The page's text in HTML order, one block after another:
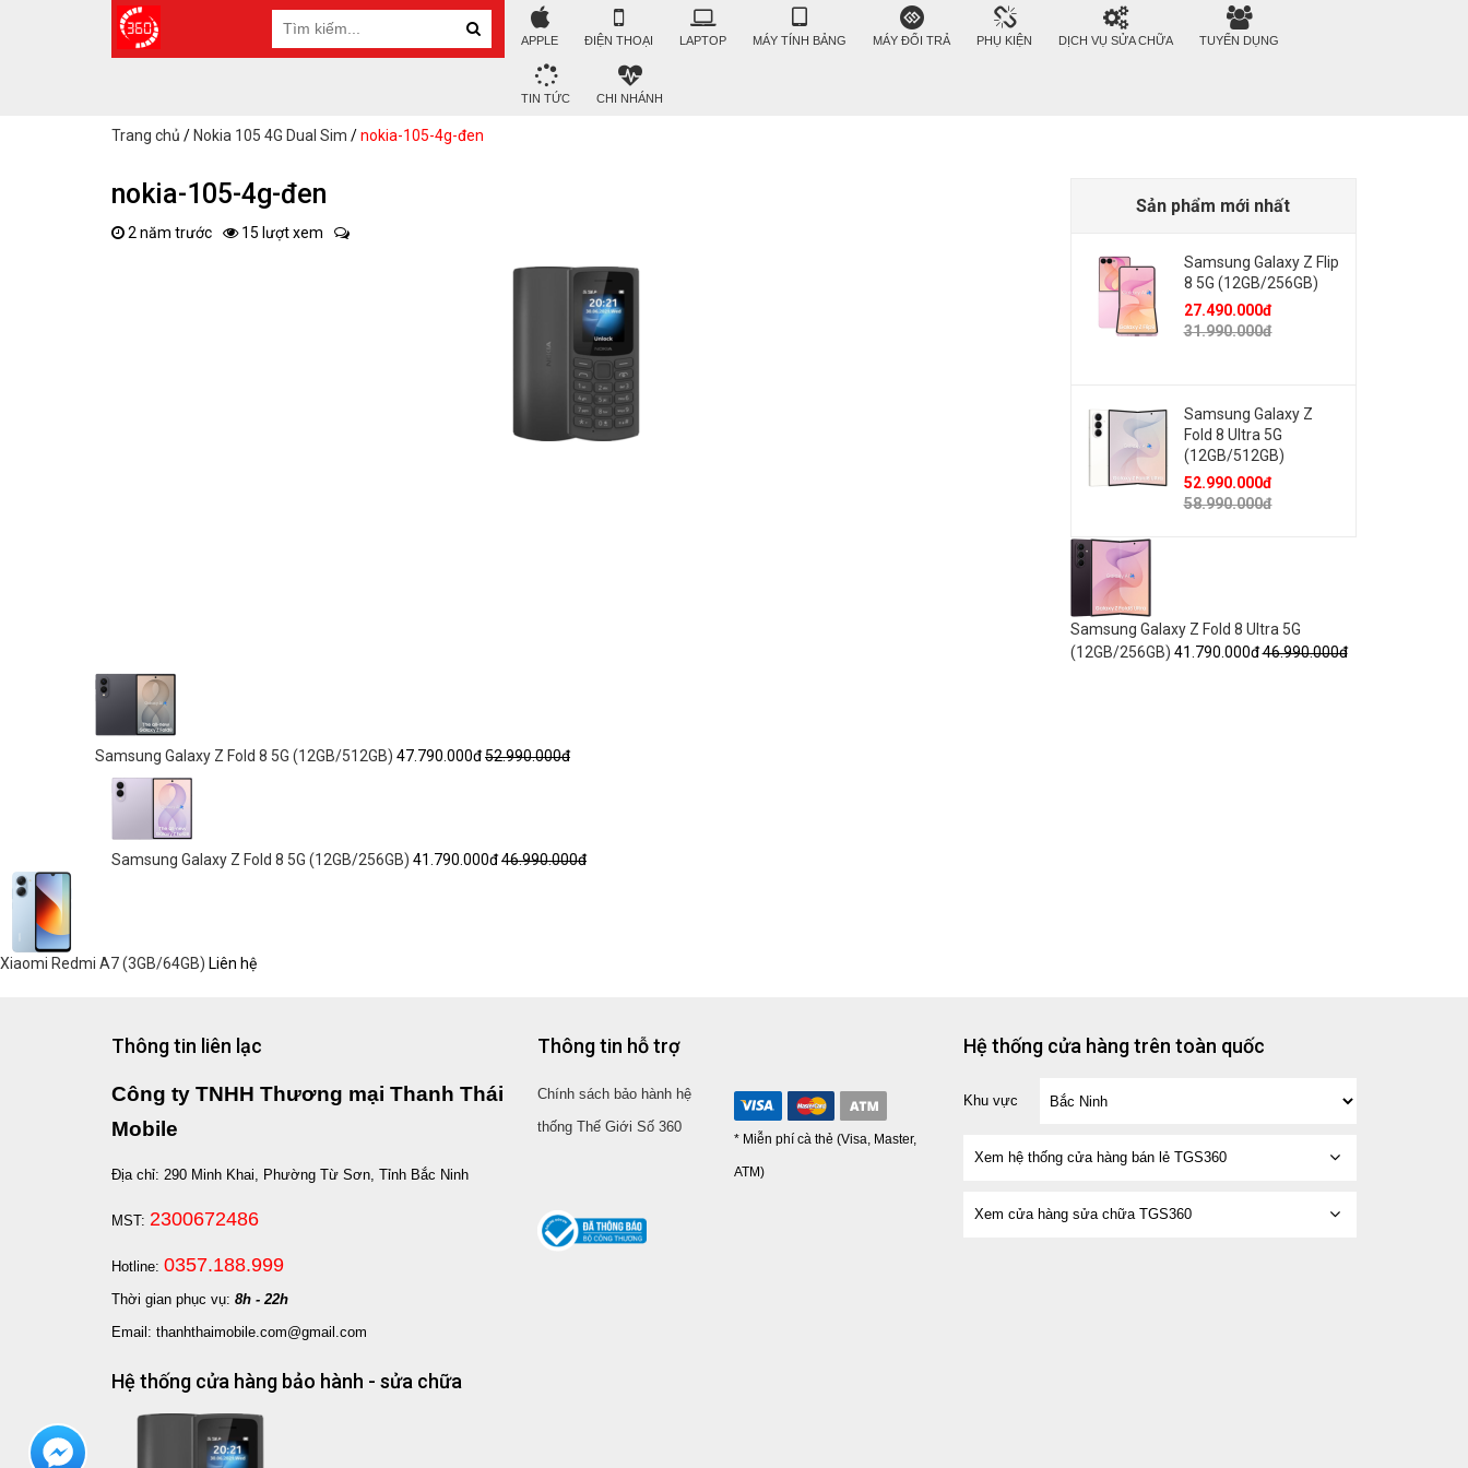
APPLE ĐIỆN THOẠI LAPTOP MÁY TÍNH BẢNG MÁY ĐỔI TRẢ PHỤ KIỆN DỊCH VỤ SỬA CHỮA TUYỂN DỤNG
TIN TỨC CHI NHÁNH
Trang chủ / Nokia 105 4G Dual Sim /nokia-105-4g-đen
nokia-105-4g-đen
2 năm trước 15 lượt xem
Sản phẩm mới nhất
Samsung Galaxy Z Flip
8 5G (12GB/256GB)
27.490.000đ
31.990.000đ
Samsung Galaxy Z
Fold 8 Ultra 5G
(12GB/512GB)
52.990.000đ
58.990.000đ
Samsung Galaxy Z Fold 8 Ultra 5G
(12GB/256GB) 41.790.000đ46.990.000đ
Samsung Galaxy Z Fold 8 5G (12GB/512GB) 47.790.000đ52.990.000đ
Samsung Galaxy Z Fold 8 5G (12GB/256GB) 41.790.000đ46.990.000đ
Xiaomi Redmi A7 (3GB/64GB) Liên hệ
Thông tin liên lạc
Công ty TNHH Thương mại Thanh Thái
Mobile
Địa chỉ: 290 Minh Khai, Phường Từ Sơn, Tỉnh Bắc Ninh
MST: 2300672486
Hotline: 0357.188.999
Thời gian phục vụ: 8h - 22h
Email: thanhthaimobile.com@gmail.com
Hệ thống cửa hàng bảo hành - sửa chữa
Thông tin hỗ trợ
Chính sách bảo hành hệ
thống Thế Giới Số 360
* Miễn phí cà thẻ (Visa, Master,
ATM)
Hệ thống cửa hàng trên toàn quốc
Khu vực
Xem hệ thống cửa hàng bán lẻ TGS360
Xem cửa hàng sửa chữa TGS360